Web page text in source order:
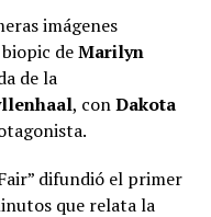
en el primer lugar del
durante julio. La
3.613.307
18 de junio,
semanal todo el mes
Un nuevo día”. Es
imágenes
biopic deMarilyn
de la
, conDakota
difundió el primer
que relata la